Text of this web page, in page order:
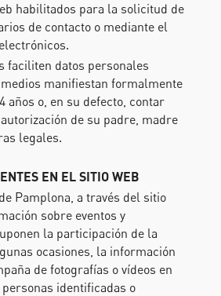
habilitados para la solicitud de
de contacto o mediante el
faciliten datos personales
manifiestan formalmente
años o, en su defecto, contar
de su padre, madre
legales.
EN EL SITIO WEB
Pamplona, a través del sitio
sobre eventos y
la participación de la
ocasiones, la información
de fotografías o vídeos en
identificadas o